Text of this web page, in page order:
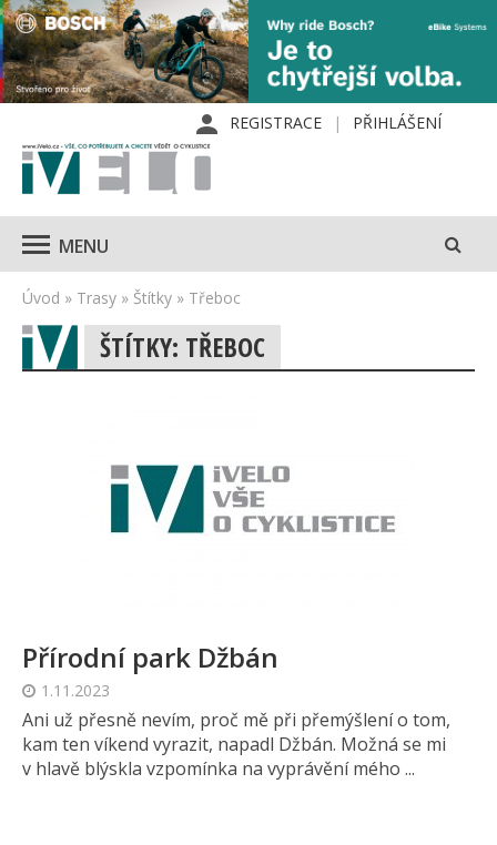
REGISTRACE PŘIHLÁŠENÍ
MENU
Úvod » Trasy » Štítky » Třeboc
ŠTÍTKY: TŘEBOC
Přírodní park Džbán
1.11.2023
Ani už přesně nevím, proč mě při přemýšlení o tom,
kam ten víkend vyrazit, napadl Džbán. Možná se mi
v hlavě blýskla vzpomínka na vyprávění mého ...